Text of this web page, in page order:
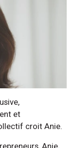
et
croit Anie.
Anie,